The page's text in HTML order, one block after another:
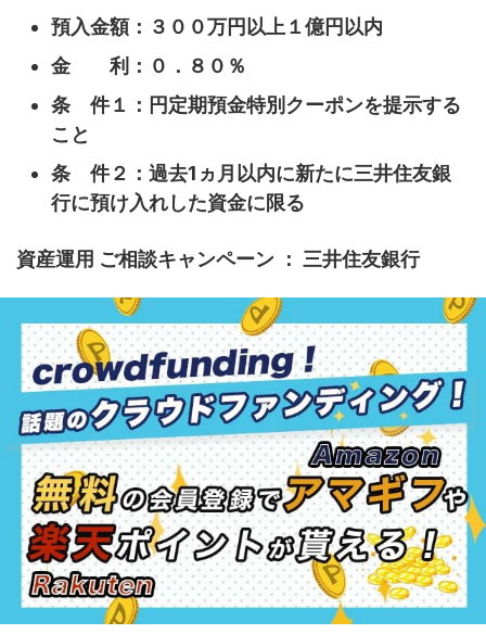
預入金額：３００万円以上１億円以内
金 利：０．８０％
条 件１：円定期預金特別クーポンを提示する
こと
条 件２：過去1ヵ月以内に新たに三井住友銀
行に預け入れした資金に限る
資産運用 ご相談キャンペーン ： 三井住友銀行